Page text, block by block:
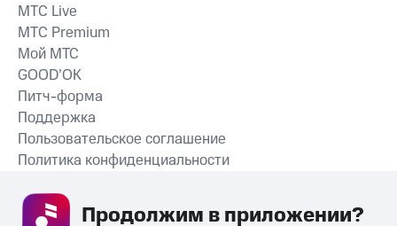
СКАЧАТЬ ПРИЛОЖЕНИЕ
MTС Live
MTС Premium
Мой МТС
GOOD’OK
Питч-форма
Поддержка
Пользовательское соглашение
Политика конфиденциальности